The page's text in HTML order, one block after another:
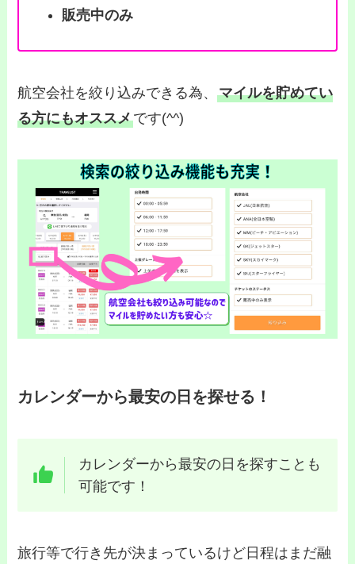
販売中のみ
航空会社を絞り込みできる為、マイルを貯めてい
る方にもオススメです(^^)
カレンダーから最安の日を探せる！
カレンダーから最安の日を探すことも
可能です！
旅行等で行き先が決まっているけど日程はまだ融